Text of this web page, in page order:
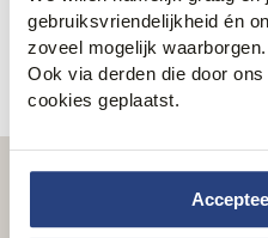
gebruiksvriendelijkheid én
zoveel mogelijk waarborgen.
Ook via derden die door
cookies geplaatst.
nieuwe outfit gemakkelijk en
één van onze winkels. Als je
zorgen wij ervoor dat je deze
Schrijf je in en ontvang